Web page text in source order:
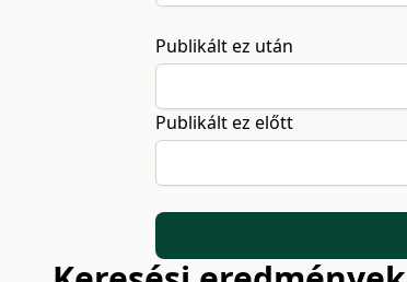
Publikált ez után
Publikált ez előtt